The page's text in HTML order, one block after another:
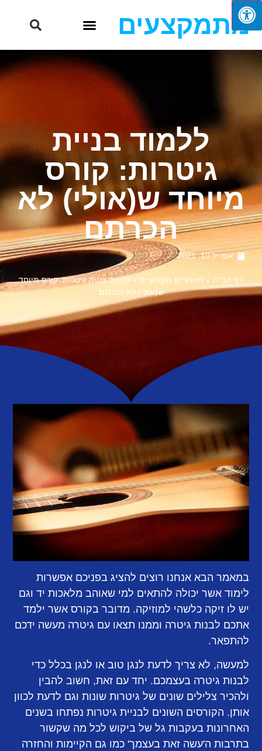
מתמקצעים
ללמוד בניית
גיטרות: קורס
מיוחד ש(אולי) לא
הכרתם
אפריל 10, 2021
דף הבית » מאמרים מקצועיים » ללמוד בניית גיטרות: קורס מיוחד
ש(אולי) לא הכרתם
במאמר הבא אנחנו רוצים להציג בפניכם אפשרות
לימוד אשר יכולה להתאים למי שאוהב מלאכות יד וגם
יש לו זיקה כלשהי למוזיקה. מדובר בקורס אשר ילמד
אתכם לבנות גיטרה וממנו תצאו עם גיטרה מעשה ידכם
להתפאר.
למעשה, לא צריך לדעת לנגן טוב או לנגן בכלל כדי
לבנות גיטרה בעצמכם. יחד עם זאת, חשוב להבין
ולהכיר צלילים שונים של גיטרות שונות וגם לדעת לכוון
אותן. הקורסים השונים לבניית גיטרות נפתחו בשנים
האחרונות בעקבות גל של ביקוש לכל מה שקשור
בתרבות ה'עשה זאת בעצמך' כמו גם הקיימות והחזרה